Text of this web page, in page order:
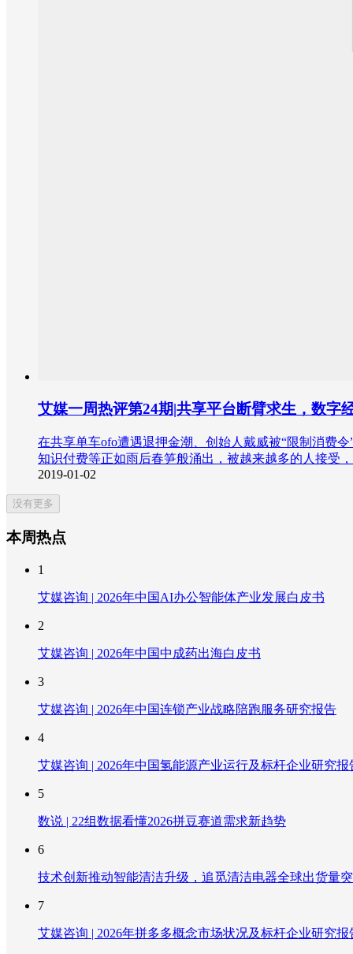
艾媒一周热评第24期|共享平台断臂求生，数字
在共享单车ofo遭遇退押金潮、创始人戴威被“限制消费
知识付费等正如雨后春笋般涌出，被越来越多的人接受
2019-01-02
没有更多
本周热点
1
艾媒咨询 | 2026年中国AI办公智能体产业发展白皮书
2
艾媒咨询 | 2026年中国中成药出海白皮书
3
艾媒咨询 | 2026年中国连锁产业战略陪跑服务研究报告
4
艾媒咨询 | 2026年中国氢能源产业运行及标杆企业研究报
5
数说 | 22组数据看懂2026拼豆赛道需求新趋势
6
技术创新推动智能清洁升级，追觅清洁电器全球出货量
7
艾媒咨询 | 2026年拼多多概念市场状况及标杆企业研究报